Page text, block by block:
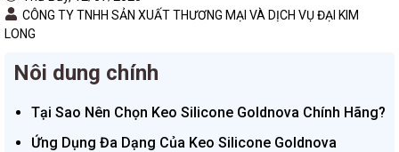
CÔNG TY TNHH SẢN XUẤT THƯƠNG MẠI VÀ DỊCH VỤ ĐẠI KIM
LONG
Nôi dung chính
Tại Sao Nên Chọn Keo Silicone Goldnova Chính Hãng?
Ứng Dụng Đa Dạng Của Keo Silicone Goldnova